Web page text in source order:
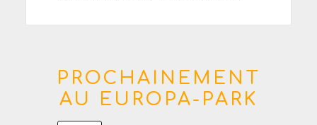
PROCHAINEMENT
AU EUROPA-PARK